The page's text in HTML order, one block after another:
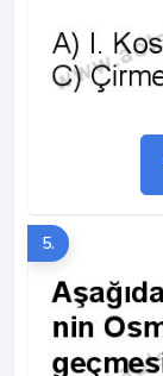
5.